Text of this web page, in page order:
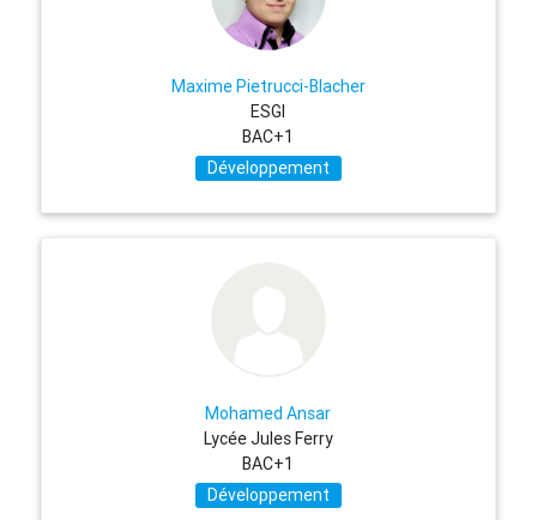
Maxime Pietrucci-Blacher
ESGI
BAC+1
Développement
Mohamed Ansar
Lycée Jules Ferry
BAC+1
Développement